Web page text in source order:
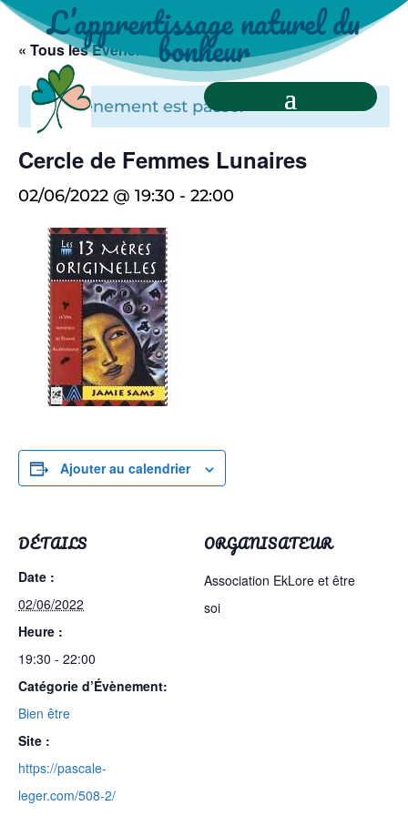
L’apprentissage naturel du
bonheur
« Tous les Évènements
Cet évènement est passé.
Cercle de Femmes Lunaires
02/06/2022 @ 19:30 - 22:00
Ajouter au calendrier
DÉTAILS
Date :
02/06/2022
Heure :
19:30 - 22:00
Catégorie d’Évènement:
Bien être
Site :
https://pascale-
leger.com/508-2/
ORGANISATEUR
Association EkLore et être
soi